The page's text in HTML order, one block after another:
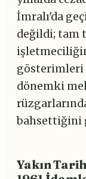
İmralı'da
değildi; tam
gösterimleri
dönemki
bahsettiğini
Yakın